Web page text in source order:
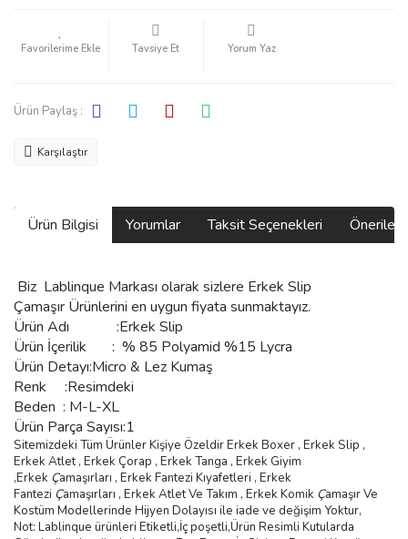
Tavsiye Et Yorum Yaz
Ürün Paylaş :
Karşılaştır
Ürün Bilgisi Yorumlar Taksit Seçenekleri
Biz Lablinque Markası olarak sizlere Erkek Slip
Çamaşır Ürünlerini en uygun fiyata sunmaktayız.
Ürün Adı :Erkek Slip
Ürün İçerilik : % 85 Polyamid %15 Lycra
Ürün Detayı:Micro & Lez Kumaş
Renk :Resimdeki
Beden : M-L-XL
Ürün Parça Sayısı:1
Sitemizdeki Tüm Ürünler Kişiye Özeldir Erkek Boxer , Erkek Slip ,
Erkek Atlet , Erkek Çorap , Erkek Tanga , Erkek Giyim
,Erkek Çamaşırları , Erkek Fantezi Kıyafetleri , Erkek
Fantezi Çamaşırları , Erkek Atlet Ve Takım , Erkek Komik Çamaşır Ve
Kostüm Modellerinde Hijyen Dolayısı ile iade ve değişim Yoktur,
Not: Lablinque ürünleri Etiketli,İç poşetli,Ürün Resimli Kutularda